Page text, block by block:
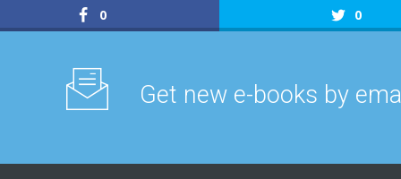
0 0
Get new e-books by